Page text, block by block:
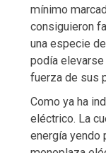
mínimo
consiguieron
una especie
podía
fuerza de sus
Como ya ha
eléctrico. La
energía yendo